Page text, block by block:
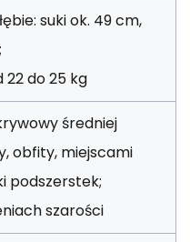
suki ok. 49 cm,
22 do 25 kg
średniej
obfity, miejscami
podszerstek;
szarości